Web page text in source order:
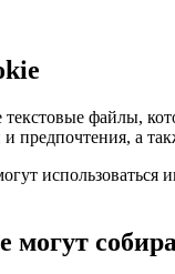
файлы,
и предпочтения, а
использоваться
могут